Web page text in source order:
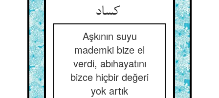
Aşkının suyu
mademki bize el
verdi, abıhayatını
bizce hiçbir değeri
yok artık